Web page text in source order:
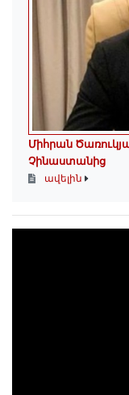
Միհրան
Չինաստանից
ավելին